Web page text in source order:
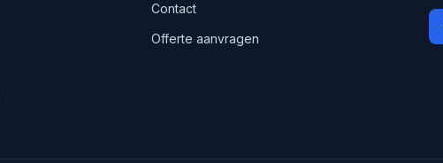
Contact
Offerte aanvragen